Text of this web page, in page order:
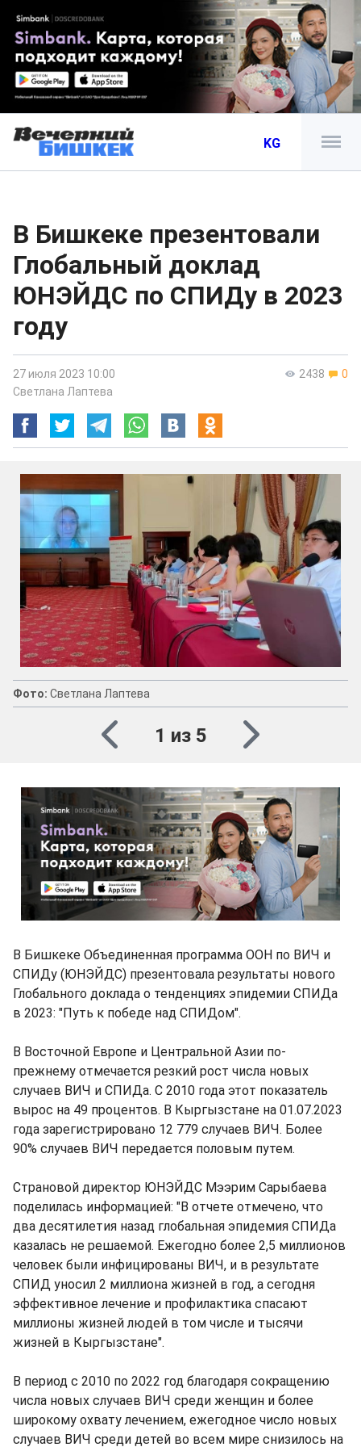
KG
В Бишкеке презентовали
Глобальный доклад
ЮНЭЙДС по СПИДу в 2023
году
2438 0
27 июля 2023 10:00
Светлана Лаптева
Фото: Светлана Лаптева
1 из 5
В Бишкеке Объединенная программа ООН по ВИЧ и
СПИДу (ЮНЭЙДС) презентовала результаты нового
Глобального доклада о тенденциях эпидемии СПИДа
в 2023: "Путь к победе над СПИДом".
В Восточной Европе и Центральной Азии по-
прежнему отмечается резкий рост числа новых
случаев ВИЧ и СПИДа. С 2010 года этот показатель
вырос на 49 процентов. В Кыргызстане на 01.07.2023
года зарегистрировано 12 779 случаев ВИЧ. Более
90% случаев ВИЧ передается половым путем.
Страновой директор ЮНЭЙДС Мээрим Сарыбаева
поделилась информацией: "В отчете отмечено, что
два десятилетия назад глобальная эпидемия СПИДа
казалась не решаемой. Ежегодно более 2,5 миллионов
человек были инфицированы ВИЧ, и в результате
СПИД уносил 2 миллиона жизней в год, а сегодня
эффективное лечение и профилактика спасают
миллионы жизней людей в том числе и тысячи
жизней в Кыргызстане".
В период с 2010 по 2022 год благодаря сокращению
числа новых случаев ВИЧ среди женщин и более
широкому охвату лечением, ежегодное число новых
случаев ВИЧ среди детей во всем мире снизилось на